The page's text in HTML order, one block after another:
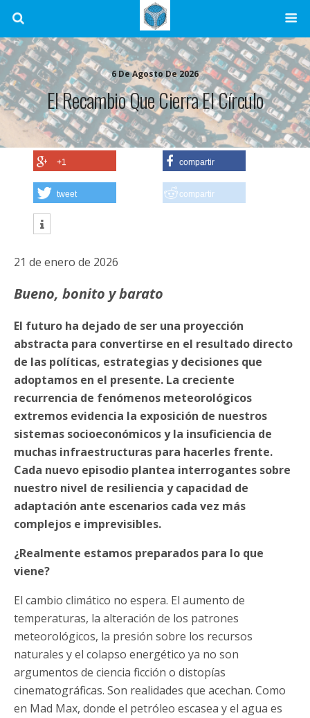
6 De Agosto De 2026
El Recambio Que Cierra El Círculo
+1 compartir
tweet compartir
21 de enero de 2026
Bueno, bonito y barato
El futuro ha dejado de ser una proyección
abstracta para convertirse en el resultado directo
de las políticas, estrategias y decisiones que
adoptamos en el presente. La creciente
recurrencia de fenómenos meteorológicos
extremos evidencia la exposición de nuestros
sistemas socioeconómicos y la insuficiencia de
muchas infraestructuras para hacerles frente.
Cada nuevo episodio plantea interrogantes sobre
nuestro nivel de resiliencia y capacidad de
adaptación ante escenarios cada vez más
complejos e imprevisibles.
¿Realmente estamos preparados para lo que
viene?
El cambio climático no espera. El aumento de
temperaturas, la alteración de los patrones
meteorológicos, la presión sobre los recursos
naturales y el colapso energético ya no son
argumentos de ciencia ficción o distopías
cinematográficas. Son realidades que acechan. Como
en Mad Max, donde el petróleo escasea y el agua es